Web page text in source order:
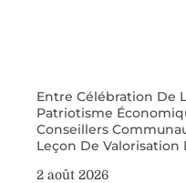
Entre Célébration De
Patriotisme
Conseillers
Leçon De
2 août 2026